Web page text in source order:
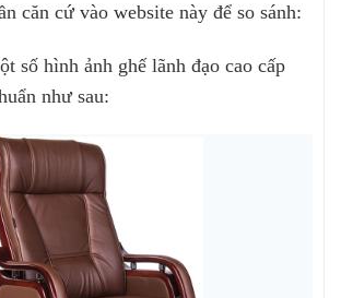
căn cứ vào website này để so sánh:
số hình ảnh ghế lãnh đạo cao cấp
như sau: